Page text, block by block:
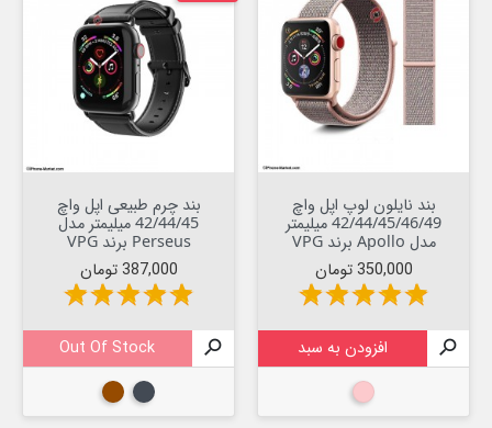
بند نایلون لوپ اپل واچ
42/44/45/46/49 میلیمتر
مدل Apollo برند VPG
قیمت
350,000 تومان
star
star
star
star
star

افزودن به سبد
صورتی
بند چرم طبیعی اپل واچ
42/44/45 میلیمتر مدل
Perseus برند VPG
قیمت
387,000 تومان
star
star
star
star
star

Out Of Stock
مشکیقهوه ای